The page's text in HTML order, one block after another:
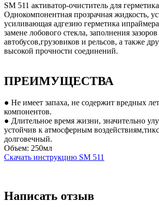
SM 511 активатор-очиститель для герметика
Однокомпонентная прозрачная жидкость,
усиливающая адгезию герметика
замене лобового стекла, заполнения
автобусов,грузовиков и рельсов, а также
высокой прочности соединений.
ПРЕИМУЩЕСТВА
● Не имеет запаха, не содержит вредных
компонентов.
● Длительное время жизни, значительно
устойчив к атмосферным
долговечный.
Объем: 250мл
Скачать инструкцию SM 511
Написать отзыв